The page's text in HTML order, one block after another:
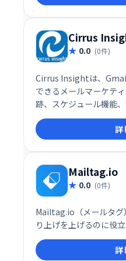
Cirrus
0.0 (0件)
Cirrus Insightは、
できるメールマーケテ
跡、スケジュール機能
プキャンペーンなどを
どの重要な指標を分析
ことなく、メールマー
す。
詳
Mailtag.io
0.0 (0件)
Mailtag.io（メールタグ
り上げを上げるのに役
詳